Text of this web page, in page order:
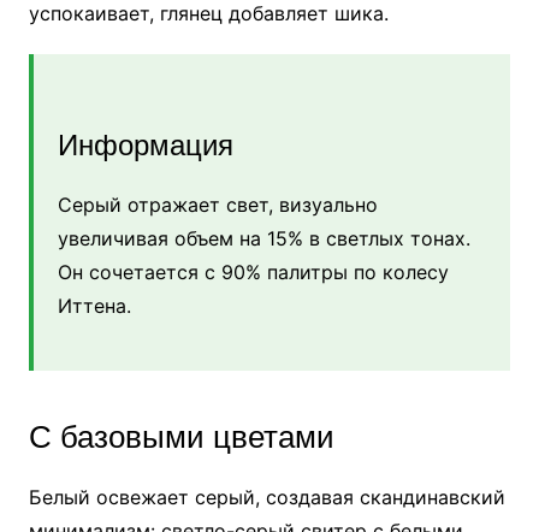
успокаивает, глянец добавляет шика.
Информация
Серый отражает свет, визуально
увеличивая объем на 15% в светлых тонах.
Он сочетается с 90% палитры по колесу
Иттена.
С базовыми цветами
Белый освежает серый, создавая скандинавский